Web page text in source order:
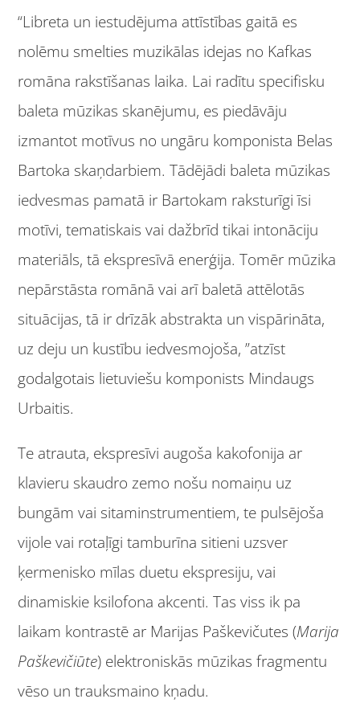
“Libreta un iestudējuma attīstības gaitā es
nolēmu smelties muzikālas idejas no Kafkas
romāna rakstīšanas laika. Lai radītu specifisku
baleta mūzikas skanējumu, es piedāvāju
izmantot motīvus no ungāru komponista Belas
Bartoka skaņdarbiem. Tādējādi baleta mūzikas
iedvesmas pamatā ir Bartokam raksturīgi īsi
motīvi, tematiskais vai dažbrīd tikai intonāciju
materiāls, tā ekspresīvā enerģija. Tomēr mūzika
nepārstāsta romānā vai arī baletā attēlotās
situācijas, tā ir drīzāk abstrakta un vispārināta,
uz deju un kustību iedvesmojoša, ”atzīst
godalgotais lietuviešu komponists Mindaugs
Urbaitis.
Te atrauta, ekspresīvi augoša kakofonija ar
klavieru skaudro zemo nošu nomaiņu uz
bungām vai sitaminstrumentiem, te pulsējoša
vijole vai rotaļīgi tamburīna sitieni uzsver
ķermenisko mīlas duetu ekspresiju, vai
dinamiskie ksilofona akcenti. Tas viss ik pa
laikam kontrastē ar Marijas Paškevičutes (Marija
Paškevičiūte) elektroniskās mūzikas fragmentu
vēso un trauksmaino kņadu.